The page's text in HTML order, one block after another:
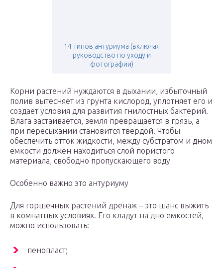
14 типов антуриума (включая
руководство по уходу и
фотографии)
Корни растений нуждаются в дыхании, избыточный
полив вытесняет из грунта кислород, уплотняет его и
создает условия для развития гнилостных бактерий.
Влага застаивается, земля превращается в грязь, а
при пересыхании становится твердой. Чтобы
обеспечить отток жидкости, между субстратом и дном
емкости должен находиться слой пористого
материала, свободно пропускающего воду
Особенно важно это антуриуму
Для горшечных растений дренаж – это шанс выжить
в комнатных условиях. Его кладут на дно емкостей,
можно использовать:
пенопласт;